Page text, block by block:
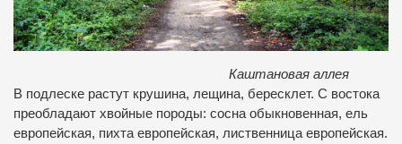
Каштановая аллея
В подлеске растут крушина, лещина, бересклет. С востока
преобладают хвойные породы: сосна обыкновенная, ель
европейская, пихта европейская, лиственница европейская.